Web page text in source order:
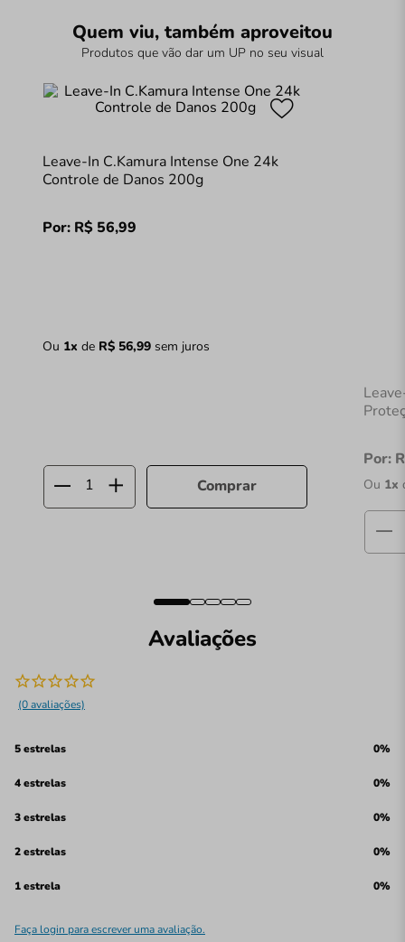
Quem viu, também aproveitou
Produtos que vão dar um UP no seu visual
Leave-In C.Kamura Intense One 24k
Controle de Danos 200g
Por: R$ 56,99
Ou 1x de R$ 56,99sem juros
Comprar
Por:
Ou 1x
Avaliações
(0 avaliações)
5 estrelas 0%
4 estrelas 0%
3 estrelas 0%
2 estrelas 0%
1 estrela 0%
Faça login para escrever uma avaliação.